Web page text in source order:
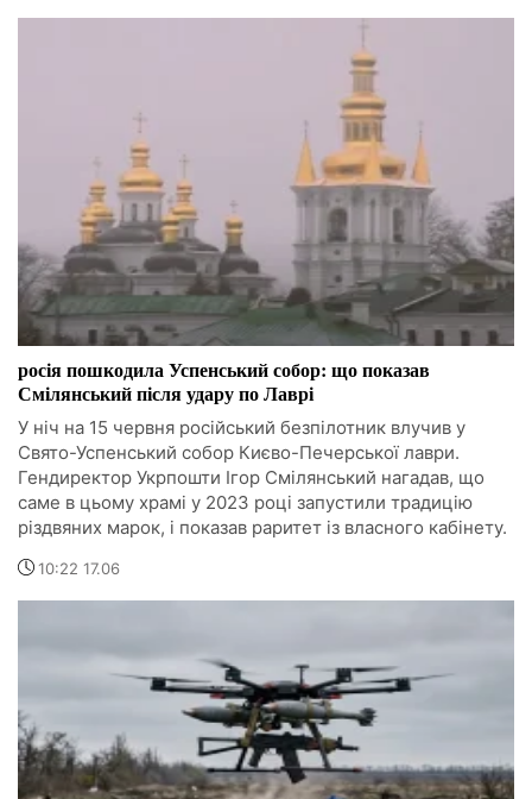
росія пошкодила Успенський собор: що показав
Смілянський після удару по Лаврі
У ніч на 15 червня російський безпілотник влучив у
Свято-Успенський собор Києво-Печерської лаври.
Гендиректор Укрпошти Ігор Смілянський нагадав, що
саме в цьому храмі у 2023 році запустили традицію
різдвяних марок, і показав раритет із власного кабінету.
10:22 17.06